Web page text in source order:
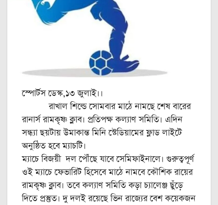
স্পোর্টস ডেস্ক,১৩ জুলাই।।
রাখাল শিল্ডে সোমবার মাঠে নামছে শেষ বারের
রানার্স রামকৃষ্ণ ক্লাব। প্রতিপক্ষ কল্যাণ সমিতি। এদিন
সন্ধ্যা ছয়টায় উমাকান্ত মিনি স্টেডিয়ামের ফ্লাড লাইটে
অনুষ্ঠিত হবে ম্যাচটি।
ম্যাচে বিজয়ী দল পৌঁছে যাবে সেমিফাইনালে। গুরুত্বপূর্ণ
ওই ম্যাচে ফেভারিট হিসেবে মাঠে নামবে কৌশিক রায়ের
রামকৃষ্ণ ক্লাব। তবে কল্যাণ সমিতি কড়া চ্যালেঞ্জ ছুঁড়ে
দিতে প্রস্তুত। দু দলই রয়েছে ভিন রাজ্যের বেশ কয়েকজন